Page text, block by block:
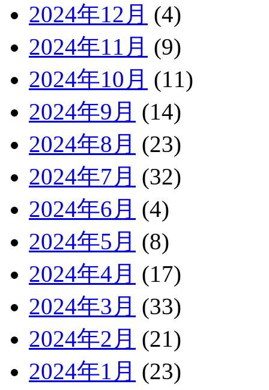
2024年12月 (4)
2024年11月 (9)
2024年10月 (11)
2024年9月 (14)
2024年8月 (23)
2024年7月 (32)
2024年6月 (4)
2024年5月 (8)
2024年4月 (17)
2024年3月 (33)
2024年2月 (21)
2024年1月 (23)